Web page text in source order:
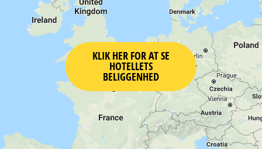
KLIK HER FOR AT SE
HOTELLETS
BELIGGENHED